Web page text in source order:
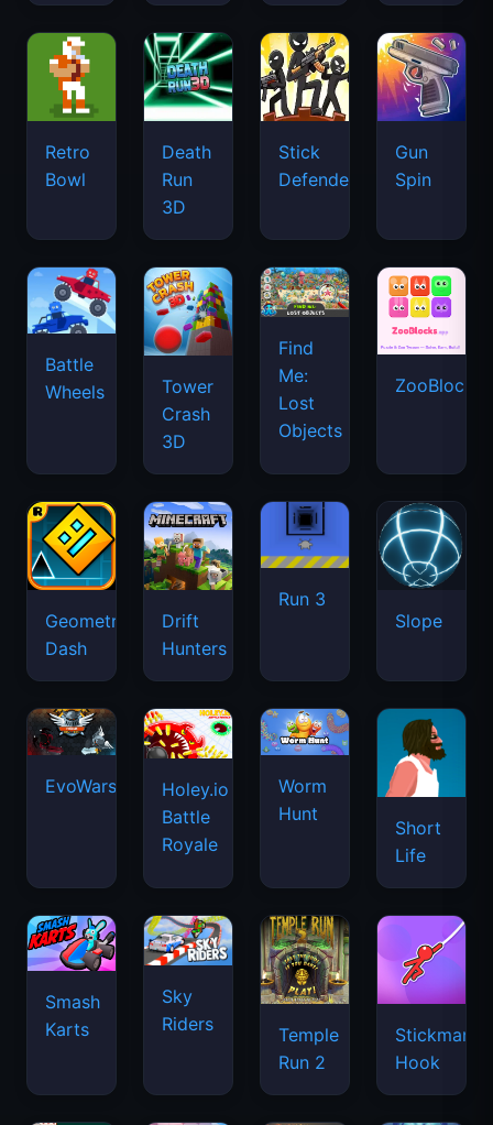
Retro
Bowl
Death
Run
3D
Stick
Defenders
Gun
Spin
Battle
Wheels
Tower
Crash
3D
Find
Me:
Lost
Objects
ZooBlocks
Geometry
Dash
Drift
Hunters
Run 3
Slope
EvoWars.io
Holey.io
Battle
Royale
Worm
Hunt
Short
Life
Smash
Karts
Sky
Riders
Temple
Run 2
Stickman
Hook